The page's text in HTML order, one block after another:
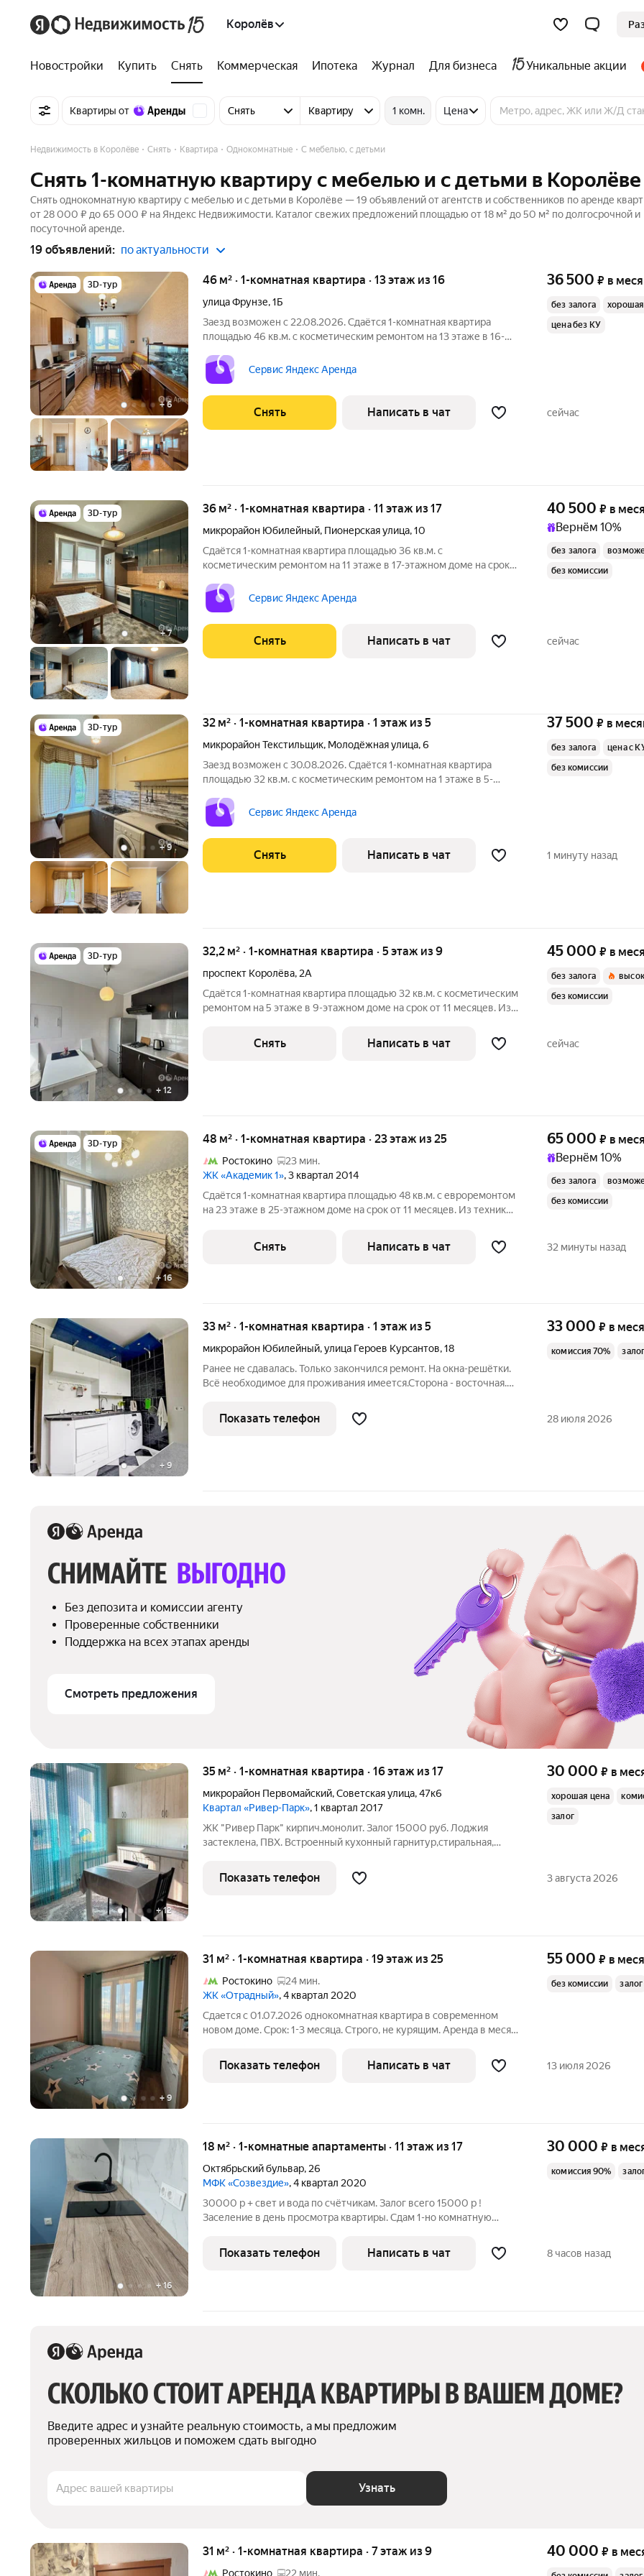
Королёв
Новостройки Купить Снять Коммерческая Ипотека Журнал Для бизнеса Уникальные акции
Квартиры от Снять Квартиру 1 комн. Цена
Недвижимость в Королёве Снять Квартира Однокомнатные С мебелью, с детьми
Снять 1-комнатную квартиру с мебелью и с детьми в Королёве
Снять однокомнатную квартиру с мебелью и с детьми в Королёве — 19 объявлений от агентств и собственников по аренде
от 28 000 ₽ до 65 000 ₽ на Яндекс Недвижимости. Каталог свежих предложений площадью от 18 м² до 50 м² по долгосрочной и
посуточной аренде.
19 объявлений: по актуальности
3D-тур
+6
46 м² · 1-комнатная квартира · 13 этаж из 16
улица Фрунзе,1Б
Заезд возможен с 22.08.2026. Сдаётся 1-комнатная квартира
площадью 46 кв.м. с косметическим ремонтом на 13 этаже в 16-
Сервис Яндекс Аренда
36 500 ₽ в
без залога
цена без КУ
Снять Написать в чат сейчас
3D-тур
+7
36 м² · 1-комнатная квартира · 11 этаж из 17
микрорайон Юбилейный, Пионерская улица,10
Сдаётся 1-комнатная квартира площадью 36 кв.м. с
косметическим ремонтом на 11 этаже в 17-этажном доме на срок
Стиральная машина Холодильник Кондиционер Микроволновка
Дом - панельный, окна
Сервис Яндекс Аренда
40 500 ₽ в
Вернём 10%
без залога
без комиссии
Снять Написать в чат сейчас
3D-тур
+9
32 м² · 1-комнатная квартира · 1 этаж из 5
микрорайон Текстильщик, Молодёжная улица,6
Заезд возможен с 30.08.2026. Сдаётся 1-комнатная квартира
площадью 32 кв.м. с косметическим ремонтом на 1 этаже в 5-
Стиральная машина Холодильник Пылесос Дом - кирпичный, окна
выходят
Сервис Яндекс Аренда
37 500 ₽ в
без залога
цена с
без комиссии
Снять Написать в чат 1 минуту назад
3D-тур
+ 12
32,2 м² · 1-комнатная квартира · 5 этаж из 9
проспект Королёва, 2А
Сдаётся 1-комнатная квартира площадью 32 кв.м. с косметическим
ремонтом на 5 этаже в 9-этажном доме на срок от 11 месяцев. Из
Посудомоечная машина Кондиционер Бойлер Дом - кирпичный,
45 000 ₽ в
без залога
без комиссии
Снять Написать в чат сейчас
3D-тур
+ 16
48 м² · 1-комнатная квартира · 23 этаж из 25
Ростокино
23 мин.
ЖК «Академик 1», 3 квартал 2014
Сдаётся 1-комнатная квартира площадью 48 кв.м. с евроремонтом
на 23 этаже в 25-этажном доме на срок от 11 месяцев. Из техники
монолитный, окна
65 000 ₽ в
Вернём 10%
без залога
без комиссии
Снять Написать в чат 32 минуты назад
+ 9
33 м² · 1-комнатная квартира · 1 этаж из 5
микрорайон Юбилейный,улица Героев Курсантов,18
Ранее не сдавалась. Только закончился ремонт. На окна-решётки.
Всё необходимое для проживания имеется.Сторона - восточная.
имеется холодильник, СВЧ, посудомоечная машина Bosch,
33 000 ₽ в
комиссия 70%
Показать телефон 28 июля 2026
СНИМАЙТЕ ВЫГОДНО
Без депозита и комиссии агенту
Проверенные собственники
Поддержка на всех этапах аренды
Смотреть предложения
+12
35 м² · 1-комнатная квартира · 16 этаж из 17
микрорайон Первомайский,Советская улица,47к6
Квартал «Ривер-Парк», 1 квартал 2017
ЖК "Ривер Парк" кирпич.монолит. Залог 15000 руб. Лоджия
застеклена, ПВХ. Встроенный кухонный гарнитур,стиральная,
мебели, в комнате только шкаф, в прихожей шкаф, вешалка.
Развитая
30 000 ₽ в
хорошая цена
залог
Показать телефон 3 августа 2026
+9
31 м² · 1-комнатная квартира · 19 этаж из 25
Ростокино
24 мин.
ЖК «Отрадный», 4 квартал 2020
Сдается с 01.07.2026 однокомнатная квартира в современном
новом доме. Срок: 1-3 месяца. Строго, не курящим. Аренда в месяц
проживания: - двуспальная кровать - раскладной диван - цифровое
телевидение
55 000 ₽ в
без комиссии залог
Показать телефон Написать в чат 13 июля 2026
+16
18 м² · 1-комнатные апартаменты · 11 этаж из 17
Октябрьский бульвар, 26
МФК «Созвездие», 4 квартал 2020
30000 р + свет и вода по счётчикам. Залог всего 15000 р !
Заселение в день просмотра квартиры. Сдам 1-но комнатную
качественным ремонтом в монолитном доме ЖК "Созвездие" на
длительный срок (также
30 000 ₽ в
комиссия 90%
Показать телефон Написать в чат 8 часов назад
СКОЛЬКО СТОИТ АРЕНДА КВАРТИРЫ В ВАШЕМ ДОМЕ?
Введите адрес и узнайте реальную стоимость, а мы предложим
проверенных жильцов и поможем сдать выгодно
Адрес вашей квартиры Узнать
31 м² · 1-комнатная квартира · 7 этаж из 9
Ростокино 22 мин.
40 000 ₽ в